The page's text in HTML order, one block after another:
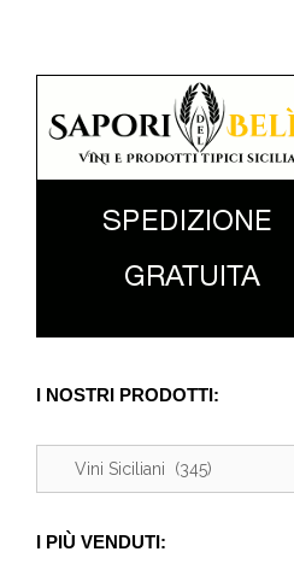
I NOSTRI PRODOTTI:
I PIÙ VENDUTI: